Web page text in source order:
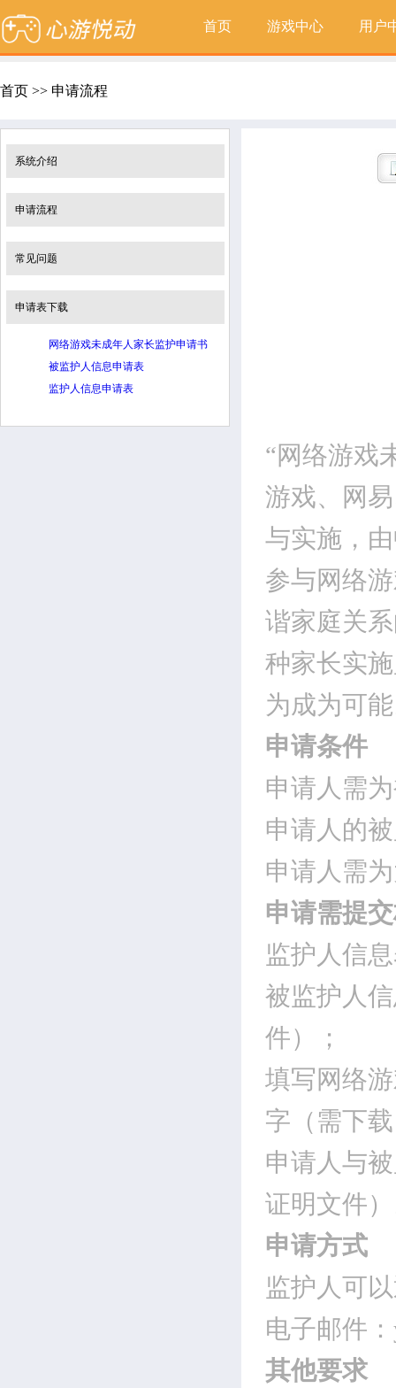
首页 游戏中心 用户
首页 >> 申请流程
系统介绍
申请流程
常见问题
申请表下载
网络游戏未成年人家长监护申请书
被监护人信息申请表
监护人信息申请表
“网络游戏
游戏、网
与实施，
参与网络
谐家庭关
种家长实
为成为可
申请条件
申请人需
申请人的
申请人需
申请需提
监护人信
被监护人
件）；
填写网络
字（需下
申请人与
证明文件
申请方式
监护人可
电子邮件
其他要求